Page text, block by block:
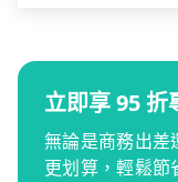
立即享 95 折
無論是商務出差
更划算，輕鬆節